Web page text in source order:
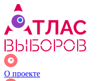
О проекте